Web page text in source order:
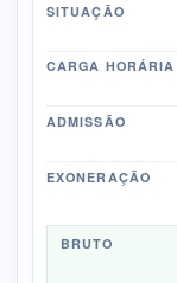
SITUAÇÃO
CARGA HORÁRIA
ADMISSÃO
EXONERAÇÃO
BRUTO